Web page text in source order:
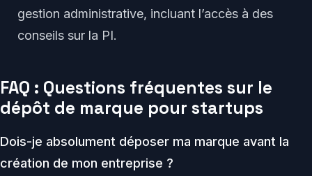
gestion administrative, incluant l’accès à des
conseils sur la PI.
FAQ : Questions fréquentes sur le
dépôt de marque pour startups
Dois-je absolument déposer ma marque avant la
création de mon entreprise ?